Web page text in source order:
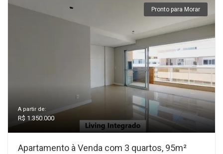
Pronto para Morar
A partir de:
R$ 1.350.000
Apartamento à Venda com 3 quartos, 95m²